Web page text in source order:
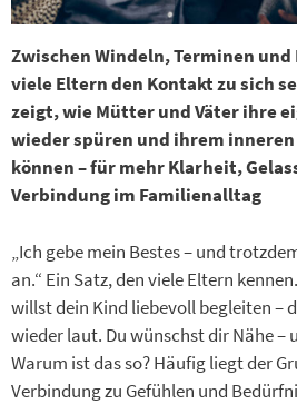
Zwischen Windeln, Terminen
viele Eltern den Kontakt zu sich
zeigt, wie Mütter und Väter ihre
wieder spüren und ihrem inneren
können – für mehr Klarheit,
Verbindung im Familienalltag
„Ich gebe mein Bestes – und
an.“ Ein Satz, den viele Eltern
willst dein Kind liebevoll begleiten –
wieder laut. Du wünschst dir Nähe –
Warum ist das so? Häufig liegt der
Verbindung zu Gefühlen und